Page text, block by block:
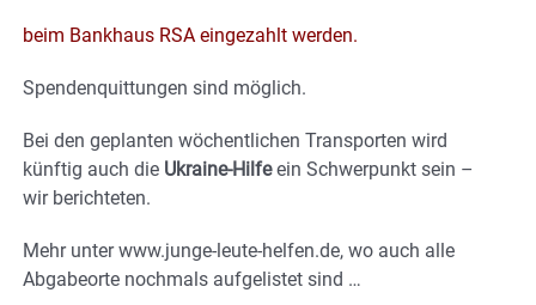
beim Bankhaus RSA eingezahlt werden.
Spendenquittungen sind möglich.
Bei den geplanten wöchentlichen Transporten wird
künftig auch die Ukraine-Hilfeein Schwerpunkt sein –
wir berichteten.
Mehr unter www.junge-leute-helfen.de, wo auch alle
Abgabeorte nochmals aufgelistet sind …